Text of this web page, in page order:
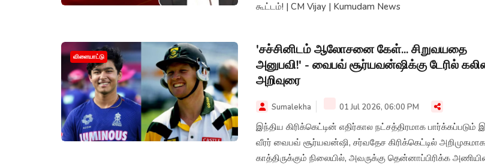
கூட்டம்! | CM Vijay | Kumudam News
விளையாட்டு
'சச்சினிடம் ஆலோசனை கேள்... சிறுவயதை
அனுபவி!' - வைபவ் சூர்யவன்ஷிக்கு டேரில்
அறிவுரை
Sumalekha 01 Jul 2026, 06:00 PM
இந்திய கிரிக்கெட்டின் எதிர்கால நட்சத்திரமாக பார்க்கப்படும்
வீரர் வைபவ் சூர்யவன்ஷி, சர்வதேச கிரிக்கெட்டில் அறிமுகமாக
காத்திருக்கும் நிலையில், அவருக்கு தென்னாப்பிரிக்க